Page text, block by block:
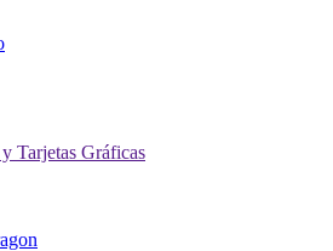
Tarjetas Gráficas